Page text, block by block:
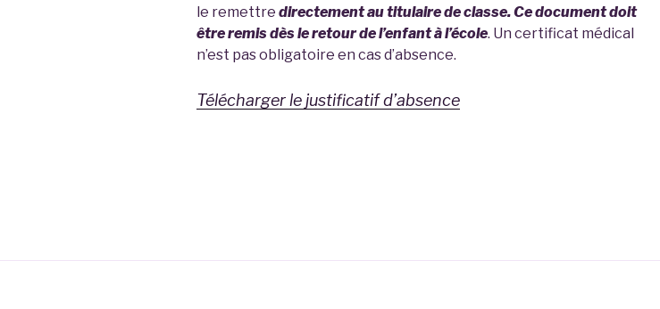
le remettre directement au titulaire de classe. Ce document doit
être remis dès le retour de l’enfant à l’école. Un certificat médical
n’est pas obligatoire en cas d’absence.
Télécharger le justificatif d’absence